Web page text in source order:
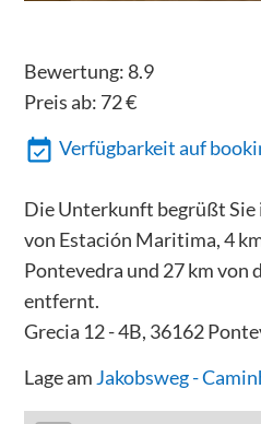
Bewertung: 8.9
Preis ab: 72€
Verfügbarkeit auf
Die Unterkunft begrüßt Sie
von Estación Maritima, 4
Pontevedra und 27 km von
entfernt.
Grecia 12 - 4B, 36162
Lage am Jakobsweg -